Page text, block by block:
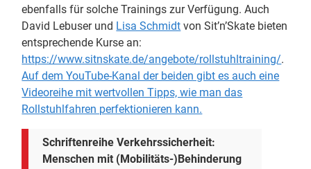
ebenfalls für solche Trainings zur Verfügung. Auch
David Lebuser und Lisa Schmidt von Sit’n’Skate bieten
entsprechende Kurse an:
https://www.sitnskate.de/angebote/rollstuhltraining/.
Auf dem YouTube-Kanal der beiden gibt es auch eine
Videoreihe mit wertvollen Tipps, wie man das
Rollstuhlfahren perfektionieren kann.
Schriftenreihe Verkehrssicherheit:
Menschen mit (Mobilitäts-)Behinderung